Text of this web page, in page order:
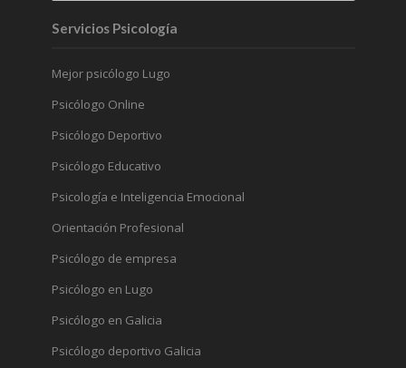
Servicios Psicología
Mejor psicólogo Lugo
Psicólogo Online
Psicólogo Deportivo
Psicólogo Educativo
Psicología e Inteligencia Emocional
Orientación Profesional
Psicólogo de empresa
Psicólogo en Lugo
Psicólogo en Galicia
Psicólogo deportivo Galicia